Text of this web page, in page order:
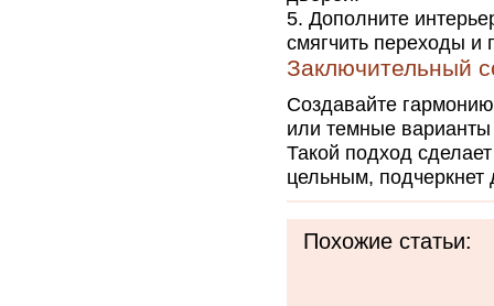
Дополните
смягчить переходы и
Заключительный
Создавайте
или темные варианты
Такой подход
цельным, подчеркнет
Похожие статьи: